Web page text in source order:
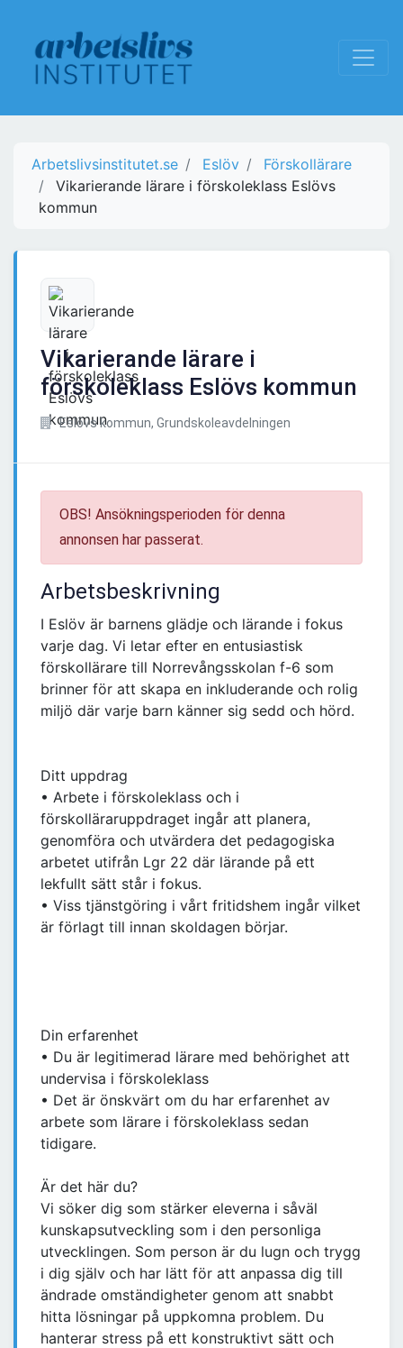
Arbetslivsinstitutet.se Eslöv
Förskollärare
Vikarierande lärare i förskoleklass Eslövs
kommun
Vikarierande lärare i
förskoleklass Eslövs kommun
Eslövs kommun, Grundskoleavdelningen
OBS! Ansökningsperioden för denna
annonsen har passerat.
Arbetsbeskrivning
I Eslöv är barnens glädje och lärande i fokus
varje dag. Vi letar efter en entusiastisk
förskollärare till Norrevångsskolan f-6 som
brinner för att skapa en inkluderande och rolig
miljö där varje barn känner sig sedd och hörd.
Ditt uppdrag
• Arbete i förskoleklass och i
förskolläraruppdraget ingår att planera,
genomföra och utvärdera det pedagogiska
arbetet utifrån Lgr 22 där lärande på ett
lekfullt sätt står i fokus.
• Viss tjänstgöring i vårt fritidshem ingår vilket
är förlagt till innan skoldagen börjar.
Din erfarenhet
• Du är legitimerad lärare med behörighet att
undervisa i förskoleklass
• Det är önskvärt om du har erfarenhet av
arbete som lärare i förskoleklass sedan
tidigare.
Är det här du?
Vi söker dig som stärker eleverna i såväl
kunskapsutveckling som i den personliga
utvecklingen. Som person är du lugn och trygg
i dig själv och har lätt för att anpassa dig till
ändrade omständigheter genom att snabbt
hitta lösningar på uppkomna problem. Du
hanterar stress på ett konstruktivt sätt och